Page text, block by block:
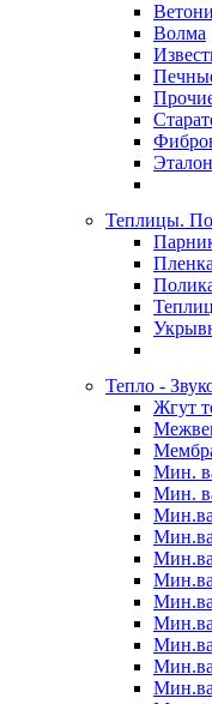
Волма
Эталон
Теплицы.
Пленка
Тепло -
Жгут
Мин.
Мин.